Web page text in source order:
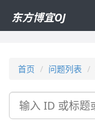
东方博宜OJ
首页 问题列表
搜